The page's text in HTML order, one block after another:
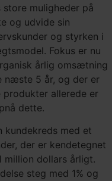
muligheder på
og udvide sin
og styrken i
Fokus er nu
årlig omsætning
næste 5 år, og der er
allerede er
dette.
kundekreds med et
der er kendetegnet
million dollars årligt.
steg med 1% og